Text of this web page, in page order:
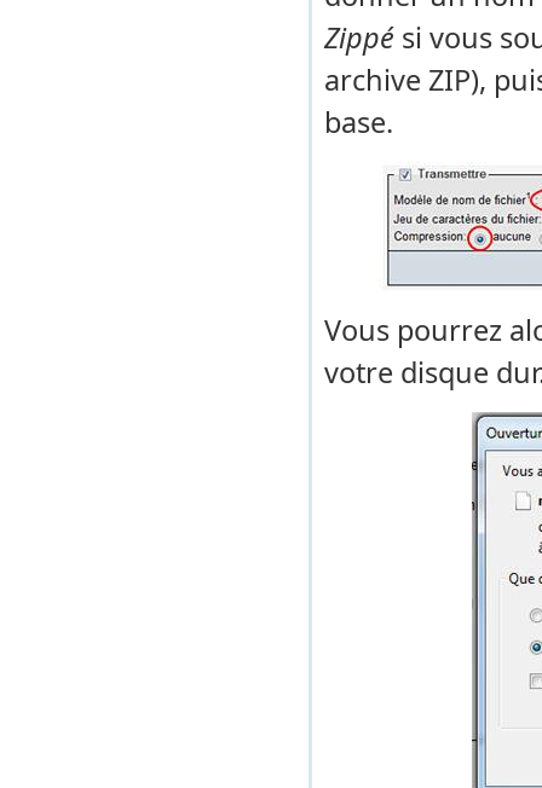
Zippé si vous
archive ZIP),
base.
Vous pourrez
votre disque